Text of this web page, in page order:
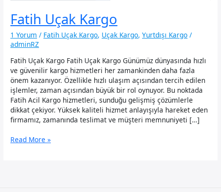
Fatih Uçak Kargo
1 Yorum / Fatih Uçak Kargo, Uçak Kargo,Yurtdışı Kargo /
adminRZ
Fatih Uçak Kargo Fatih Uçak Kargo Günümüz dünyasında hızlı
ve güvenilir kargo hizmetleri her zamankinden daha fazla
önem kazanıyor. Özellikle hızlı ulaşım açısından tercih edilen
işlemler, zaman açısından büyük bir rol oynuyor. Bu noktada
Fatih Acil Kargo hizmetleri, sunduğu gelişmiş çözümlerle
dikkat çekiyor. Yüksek kaliteli hizmet anlayışıyla hareket eden
firmamız, zamanında teslimat ve müşteri memnuniyeti […]
Fatih
Read More »